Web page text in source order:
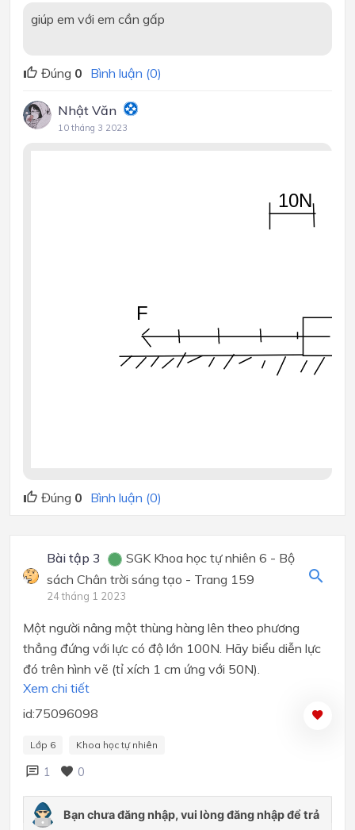
giúp em với em cần gấp
Đúng 0 Bình luận (0)
Nhật Văn
10 tháng 3 2023
10N
F
Đúng 0 Bình luận (0)
Bài tập 3
SGK Khoa học tự nhiên 6 - Bộ
sách Chân trời sáng tạo - Trang 159
24 tháng 1 2023
Một người nâng một thùng hàng lên theo phương
thẳng đứng với lực có độ lớn 100N. Hãy biểu diễn lực
đó trên hình vẽ (tỉ xích 1 cm ứng với 50N).
Xem chi tiết
id:75096098
Lớp 6 Khoa học tự nhiên
1 0